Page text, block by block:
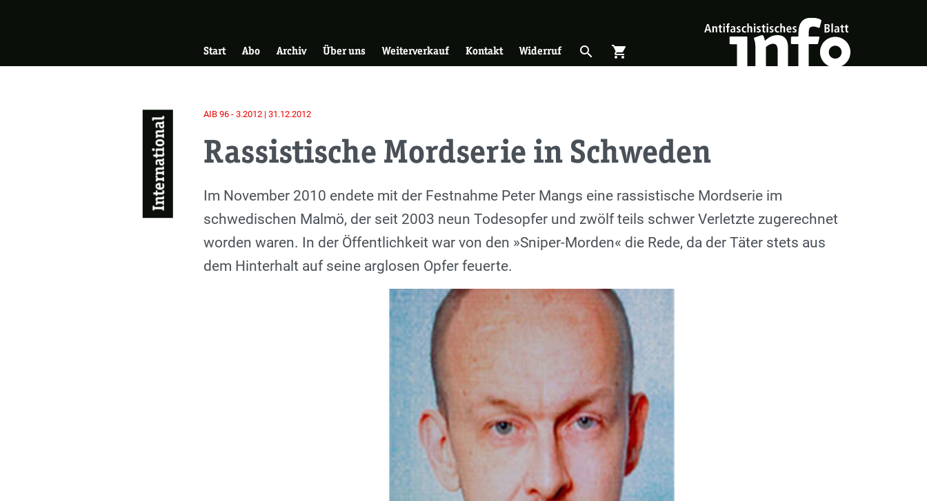
Hauptnavigation
Start Abo Archiv Über uns Weiterverkauf Kontakt Widerruf Suche öffnen
search Warenkorb öffnen
shopping_cart
International
AIB 96 - 3.2012 | 31.12.2012
Rassistische Mordserie in Schweden
Einleitung
Im November 2010 endete mit der Festnahme Peter Mangs eine rassistische Mordserie im
schwedischen Malmö, der seit 2003 neun Todesopfer und zwölf teils schwer Verletzte zugerechnet
worden waren. In der Öffentlichkeit war von den »Sniper-Morden« die Rede, da der Täter stets aus
dem Hinterhalt auf seine arglosen Opfer feuerte.